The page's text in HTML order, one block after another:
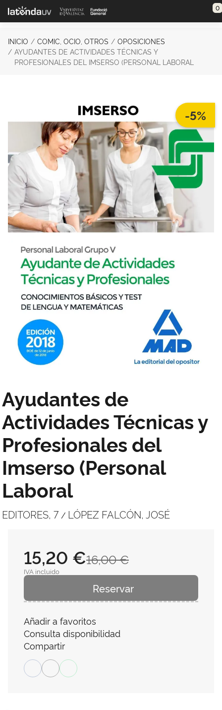
Saltar al contenido principal 0
INICIO COMIC, OCIO, OTROS
OPOSICIONES
AYUDANTES DE ACTIVIDADES TÉCNICAS Y
PROFESIONALES DEL IMSERSO (PERSONAL LABORAL
-5%
Ayudantes de
Actividades Técnicas y
Profesionales del
Imserso (Personal
Laboral
EDITORES, 7 / LÓPEZ FALCÓN, JOSÉ
16,00 €
15,20 €
IVA incluido
Reservar
Añadir a favoritos
Consulta disponibilidad
Compartir